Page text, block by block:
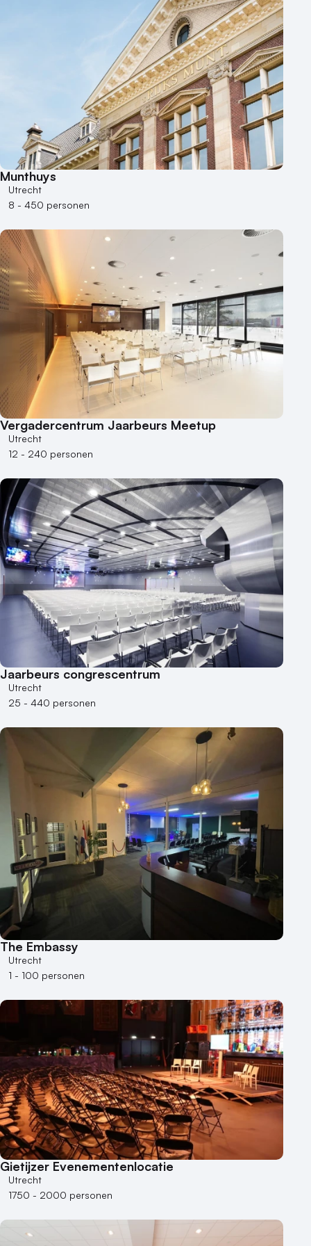
Industriële locatie
Kasteel en landgoed
Kleine / intieme locatie
Locaties aan zee
Museum
Theater
Varende locatie
Munthuys
Utrecht
8 - 450 personen
Vergadercentrum Jaarbeurs Meetup
Utrecht
12 - 240 personen
Jaarbeurs congrescentrum
Utrecht
25 - 440 personen
The Embassy
Utrecht
1 - 100 personen
Gietijzer Evenementenlocatie
Utrecht
1750 - 2000 personen